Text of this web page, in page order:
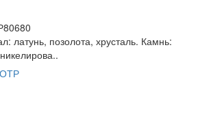
латунь, позолота, хрусталь. Камнь: